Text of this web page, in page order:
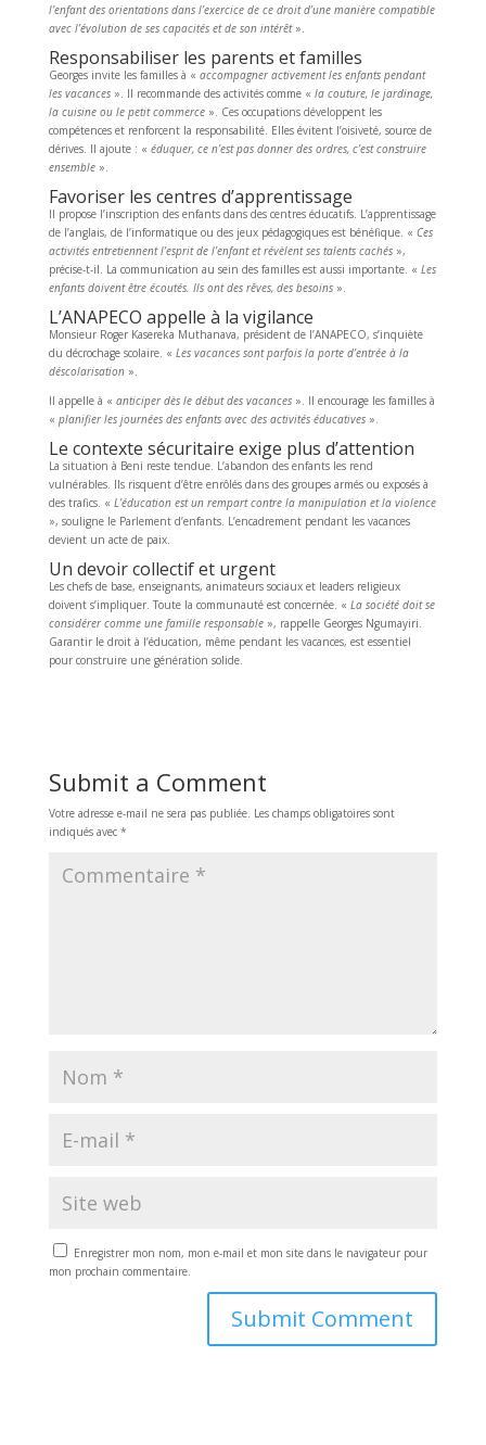
l’enfant des orientations dans l’exercice de ce droit d’une manière compatible
avec l’évolution de ses capacités et de son intérêt».
Responsabiliser les parents et familles
Georges invite les familles à « accompagner activement les enfants pendant
les vacances ». Il recommande des activités comme « la couture, le jardinage,
la cuisine ou le petit commerce ». Ces occupations développent les
compétences et renforcent la responsabilité. Elles évitent l’oisiveté, source de
dérives. Il ajoute : « éduquer, ce n’est pas donner des ordres, c’est construire
ensemble ».
Favoriser les centres d’apprentissage
Il propose l’inscription des enfants dans des centres éducatifs. L’apprentissage
de l’anglais, de l’informatique ou des jeux pédagogiques est bénéfique. « Ces
activités entretiennent l’esprit de l’enfant et révèlent ses talents cachés»,
précise-t-il. La communication au sein des familles est aussi importante. « Les
enfants doivent être écoutés. Ils ont des rêves, des besoins».
L’ANAPECO appelle à la vigilance
Monsieur Roger Kasereka Muthanava, président de l’ANAPECO, s’inquiète
du décrochage scolaire. « Les vacances sont parfois la porte d’entrée à la
déscolarisation».
Il appelle à « anticiper dès le début des vacances». Il encourage les familles à
« planifier les journées des enfants avec des activités éducatives ».
Le contexte sécuritaire exige plus d’attention
La situation à Beni reste tendue. L’abandon des enfants les rend
vulnérables. Ils risquent d’être enrôlés dans des groupes armés ou exposés à
des trafics. « L’éducation est un rempart contre la manipulation et la violence
», souligne le Parlement d’enfants. L’encadrement pendant les vacances
devient un acte de paix.
Un devoir collectif et urgent
Les chefs de base, enseignants, animateurs sociaux et leaders religieux
doivent s’impliquer. Toute la communauté est concernée. « La société doit se
considérer comme une famille responsable», rappelle Georges Ngumayiri.
Garantir le droit à l’éducation, même pendant les vacances, est essentiel
pour construire une génération solide.
Submit a Comment
Votre adresse e-mail ne sera pas publiée. Les champs obligatoires sont
indiqués avec *
Enregistrer mon nom, mon e-mail et mon site dans le navigateur pour
mon prochain commentaire.